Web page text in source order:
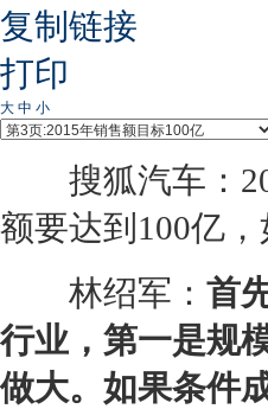
复制链接
打印
大 中 小
搜狐汽车：
额要达到100亿
林绍军： 首
行业，第一是规
做大。如果条件